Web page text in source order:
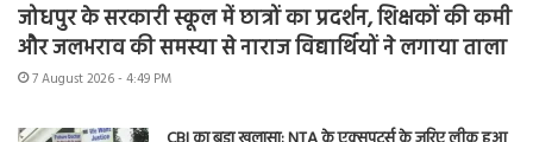
जोधपुर के सरकारी स्कूल में छात्रों का प्रदर्शन, शिक्षकों की कमी
और जलभराव की समस्या से नाराज विद्यार्थियों ने लगाया ताला
7 August 2026 - 4:49 PM